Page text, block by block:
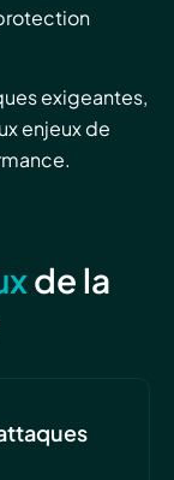
exigeantes,
enjeux de
de la